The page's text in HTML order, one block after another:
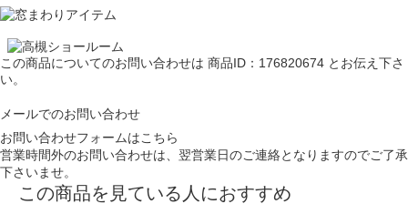
この商品についてのお問い合わせは 商品ID：176820674 とお伝え下さ
い。
メールでのお問い合わせ
お問い合わせフォームはこちら
営業時間外のお問い合わせは、翌営業日のご連絡となりますのでご了承
下さいませ。
この商品を見ている人におすすめ